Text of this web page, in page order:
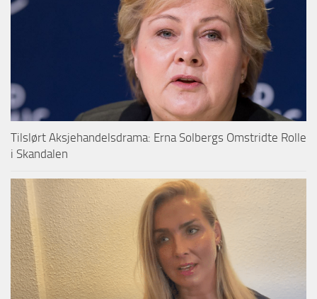
Tilslørt Aksjehandelsdrama: Erna Solbergs Omstridte Rolle
i Skandalen